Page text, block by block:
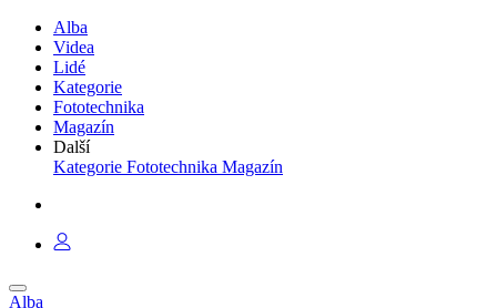
Alba
Videa
Lidé
Kategorie
Fototechnika
Magazín
Další
Kategorie Fototechnika Magazín
Alba